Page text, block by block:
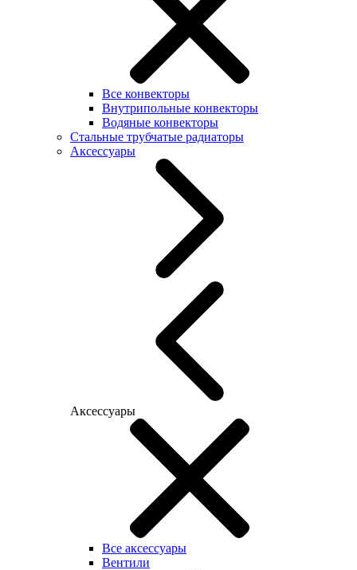
Все конвекторы
Внутрипольные конвекторы
Водяные конвекторы
Стальные трубчатые радиаторы
Аксессуары
Аксессуары
Все аксессуары
Вентили